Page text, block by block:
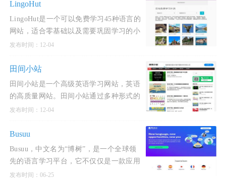
LingoHut
LingoHut是一个可以免费学习45种语言的
网站，适合零基础以及需要巩固学习的小
伙伴，界面简洁舒适。有超多外语供学习
语言都有！LingoHut每一门
发布时间：12-04
田间小站
田间小站是一个高级英语学习网站，英语
的高质量网站。田间小站通过多种形式的
资料和教程，能帮助用户提高英语口语、
量的英语学习网站，提供
发布时间：12-04
Busuu
Busuu，中文名为“博树”，是一个全球领
先的语言学习平台，它不仅仅是一款应用
程序，更是一个连接了超过1.2亿学习者和
发布时间：06-25